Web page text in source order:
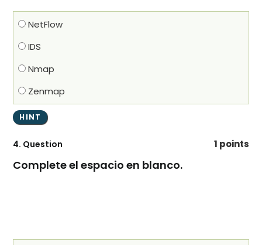
NetFlow
IDS
Nmap
Zenmap
4. Question 1 points
Complete el espacio en blanco.